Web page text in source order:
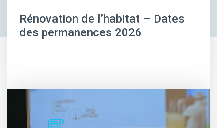
Rénovation de l’habitat – Dates
des permanences 2026